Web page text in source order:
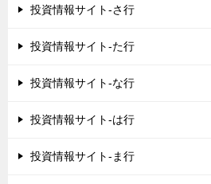
投資情報サイト-さ行
投資情報サイト-た行
投資情報サイト-な行
投資情報サイト-は行
投資情報サイト-ま行